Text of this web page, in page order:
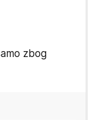
zbog